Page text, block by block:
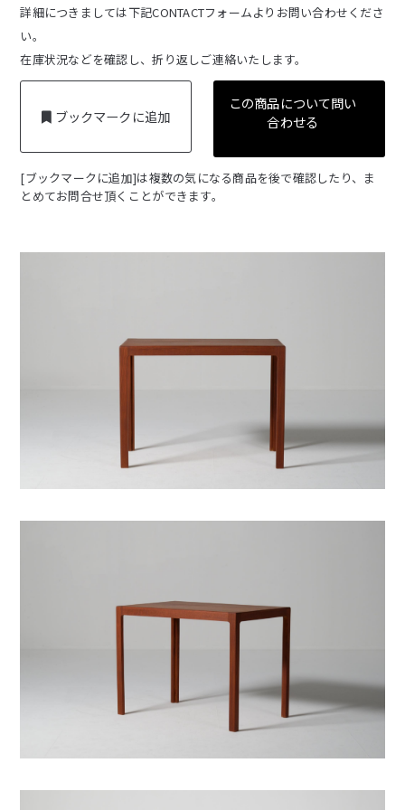
詳細につきましては下記CONTACTフォームよりお問い合わせくださ
い。
在庫状況などを確認し、折り返しご連絡いたします。
ブックマークに追加
この商品について問い
合わせる
[ブックマークに追加]は複数の気になる商品を後で確認したり、ま
とめてお問合せ頂くことができます。